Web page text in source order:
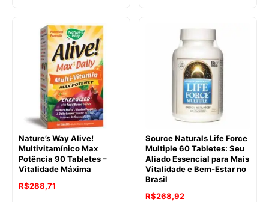
Nature’s Way Alive!
Multivitamínico Max
Potência 90 Tabletes –
Vitalidade Máxima
R$288,71
Source Naturals Life Force
Multiple 60 Tabletes: Seu
Aliado Essencial para Mais
Vitalidade e Bem-Estar no
Brasil
R$268,92